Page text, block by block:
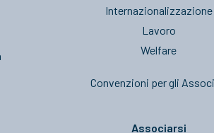
Internazionalizzazione
Lavoro
Welfare
Convenzioni per gli
Associarsi